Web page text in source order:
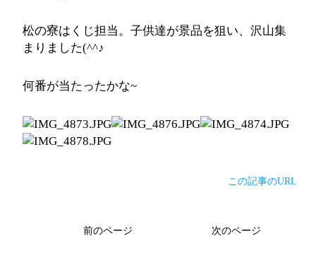
松の寮はくじ担当。子供達が景品を狙い、沢山集
まりました(^^♪
何番が当たったかな~
この記事のURL
前のページ 次のページ